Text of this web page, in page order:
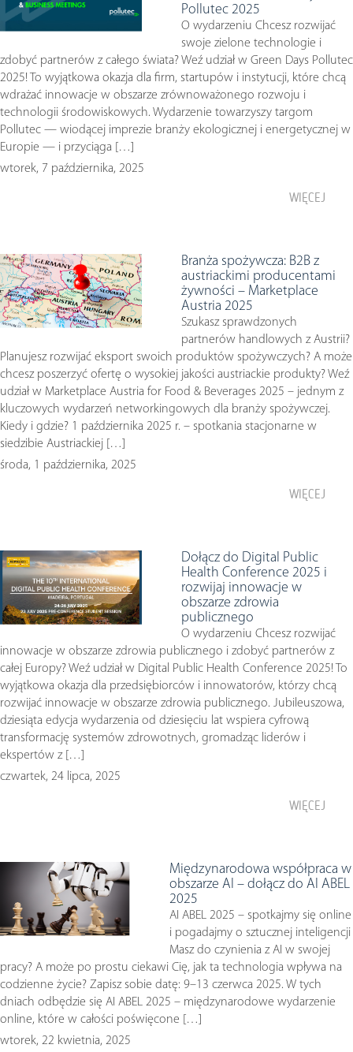
Pollutec 2025
O wydarzeniu Chcesz rozwijać
swoje zielone technologie i
zdobyć partnerów z całego świata? Weź udział w Green Days Pollutec
2025! To wyjątkowa okazja dla firm, startupów i instytucji, które chcą
wdrażać innowacje w obszarze zrównoważonego rozwoju i
technologii środowiskowych. Wydarzenie towarzyszy targom
Pollutec — wiodącej imprezie branży ekologicznej i energetycznej w
Europie — i przyciąga […]
wtorek, 7 października, 2025
WIĘCEJ
Branża spożywcza: B2B z
austriackimi producentami
żywności – Marketplace
Austria 2025
Szukasz sprawdzonych
partnerów handlowych z Austrii?
Planujesz rozwijać eksport swoich produktów spożywczych? A może
chcesz poszerzyć ofertę o wysokiej jakości austriackie produkty? Weź
udział w Marketplace Austria for Food & Beverages 2025 – jednym z
kluczowych wydarzeń networkingowych dla branży spożywczej.
Kiedy i gdzie? 1 października 2025 r. – spotkania stacjonarne w
siedzibie Austriackiej […]
środa, 1 października, 2025
WIĘCEJ
Dołącz do Digital Public
Health Conference 2025 i
rozwijaj innowacje w
obszarze zdrowia
publicznego
O wydarzeniu Chcesz rozwijać
innowacje w obszarze zdrowia publicznego i zdobyć partnerów z
całej Europy? Weź udział w Digital Public Health Conference 2025! To
wyjątkowa okazja dla przedsiębiorców i innowatorów, którzy chcą
rozwijać innowacje w obszarze zdrowia publicznego. Jubileuszowa,
dziesiąta edycja wydarzenia od dziesięciu lat wspiera cyfrową
transformację systemów zdrowotnych, gromadząc liderów i
ekspertów z […]
czwartek, 24 lipca, 2025
WIĘCEJ
Międzynarodowa współpraca w
obszarze AI – dołącz do AI ABEL
2025
AI ABEL 2025 – spotkajmy się online
i pogadajmy o sztucznej inteligencji
Masz do czynienia z AI w swojej
pracy? A może po prostu ciekawi Cię, jak ta technologia wpływa na
codzienne życie? Zapisz sobie datę: 9–13 czerwca 2025. W tych
dniach odbędzie się AI ABEL 2025 – międzynarodowe wydarzenie
online, które w całości poświęcone […]
wtorek, 22 kwietnia, 2025